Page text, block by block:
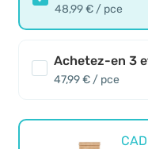
48,99 € / pce
Achetez-en 3
47,99 € / pce